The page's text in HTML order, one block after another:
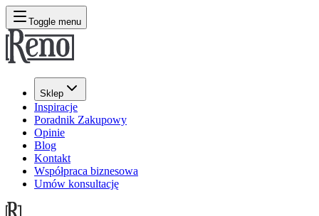
Toggle menu
Sklep
Inspiracje
Poradnik Zakupowy
Opinie
Blog
Kontakt
Współpraca biznesowa
Umów konsultację